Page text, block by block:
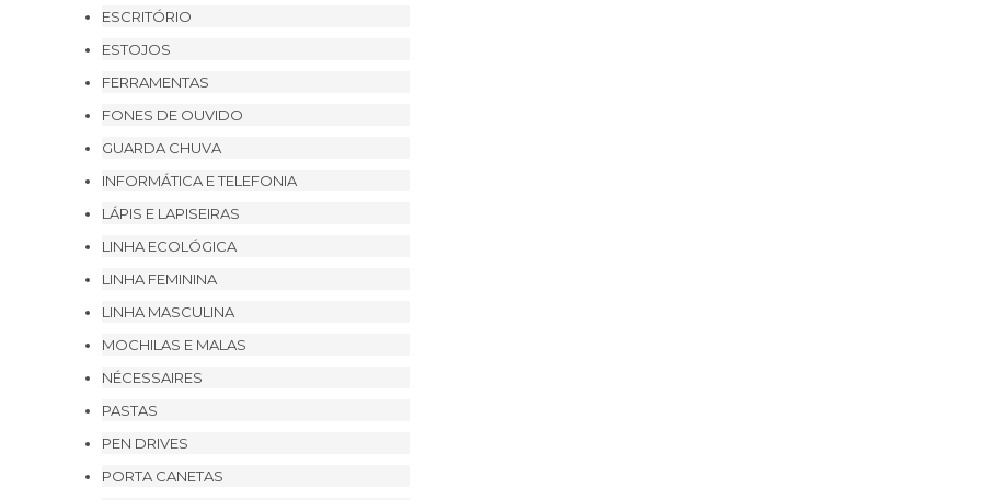
ESCRITÓRIO
ESTOJOS
FERRAMENTAS
FONES DE OUVIDO
GUARDA CHUVA
INFORMÁTICA E TELEFONIA
LÁPIS E LAPISEIRAS
LINHA ECOLÓGICA
LINHA FEMININA
LINHA MASCULINA
MOCHILAS E MALAS
NÉCESSAIRES
PASTAS
PEN DRIVES
PORTA CANETAS